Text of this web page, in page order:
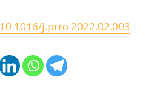
j.prro.2022.02.003